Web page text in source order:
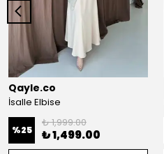
Qayle.co
İsalle Elbise
%25
₺ 1,999.00
₺ 1,499.00